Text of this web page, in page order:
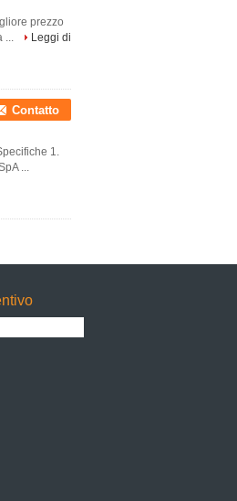
prezzo
...
Leggi di
Contatto
1.
...